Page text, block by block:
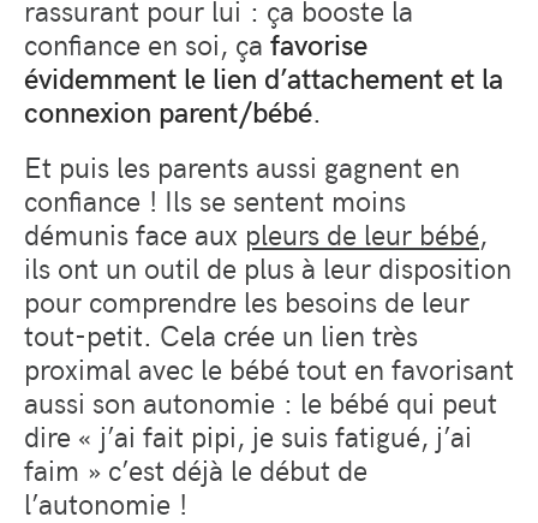
rassurant pour lui : ça booste la
confiance en soi, ça favorise
évidemment le lien d’attachement et la
connexion parent/bébé.
Et puis les parents aussi gagnent en
confiance ! Ils se sentent moins
démunis face aux pleurs de leur bébé,
ils ont un outil de plus à leur disposition
pour comprendre les besoins de leur
tout-petit. Cela crée un lien très
proximal avec le bébé tout en favorisant
aussi son autonomie : le bébé qui peut
dire « j’ai fait pipi, je suis fatigué, j’ai
faim » c’est déjà le début de
l’autonomie !